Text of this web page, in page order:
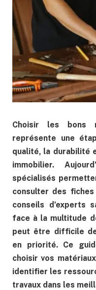
Choisir les bons
représente une
qualité, la durabilité
immobilier.
spécialisés
consulter des
conseils d’experts
face à la multitude
peut être difficile
en priorité. Ce
choisir vos
identifier les
travaux dans les